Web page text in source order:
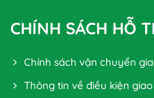
CHÍNH SÁCH HỖ
Chính sách vận chuyển
Thông tin về điều kiện